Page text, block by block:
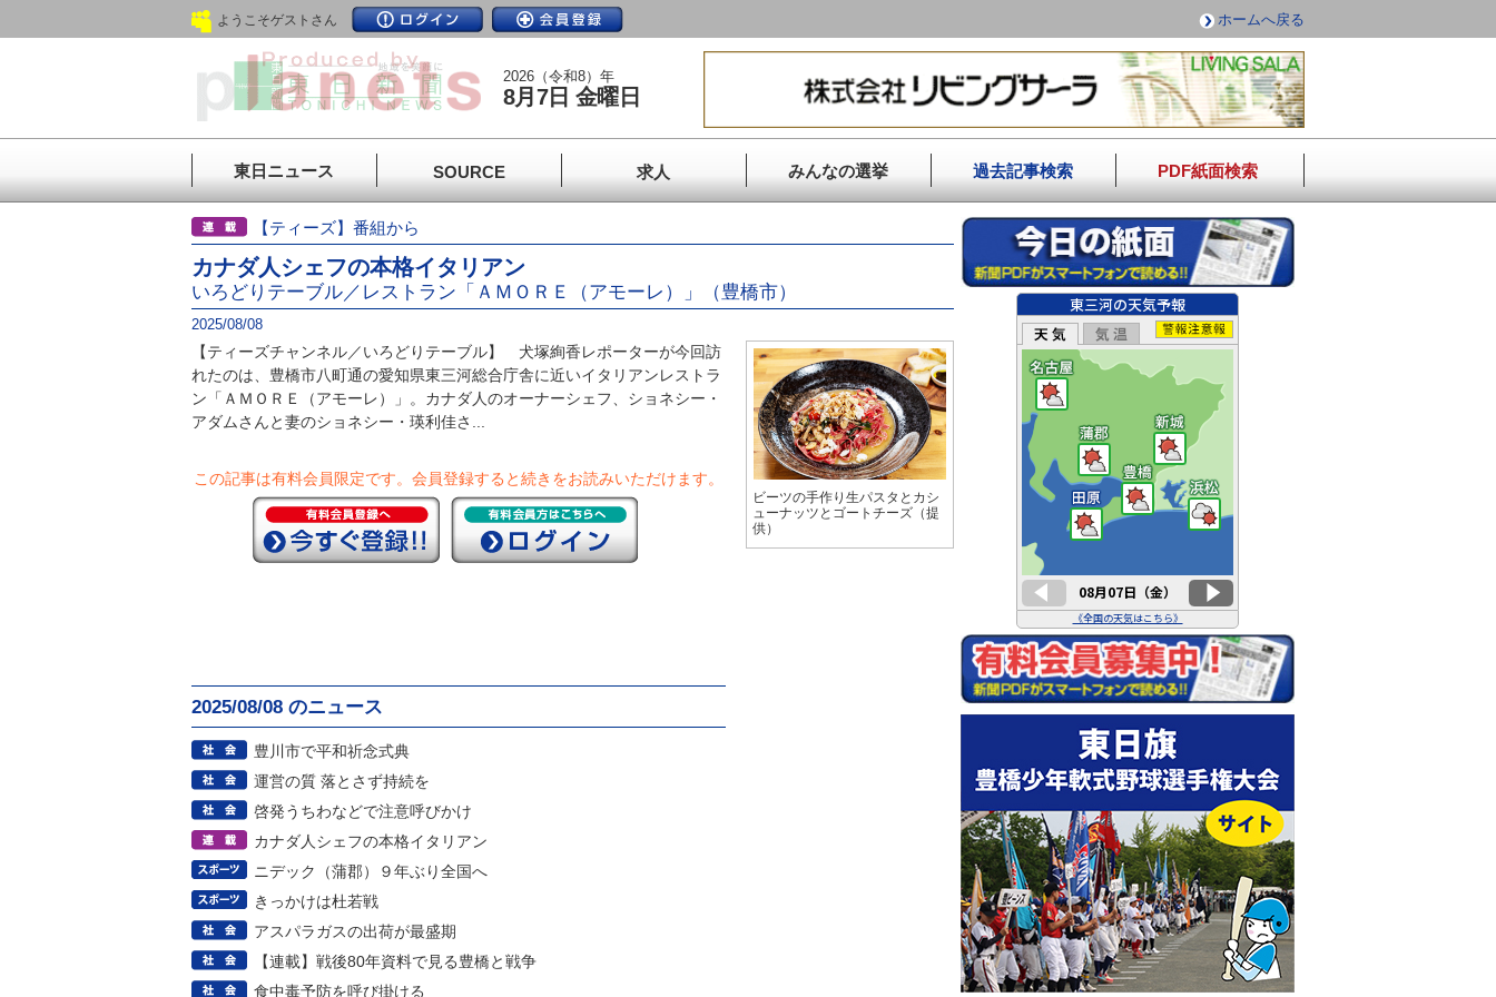
ようこそゲストさん ホームへ戻る
2026（令和8）年
8月7日 金曜日
東日ニュース SOURCE 求人 みんなの選挙 過去記事検索 PDF紙面検索
【ティーズ】番組から
カナダ人シェフの本格イタリアン
いろどりテーブル／レストラン「ＡＭＯＲＥ（アモーレ）」（豊橋市）
2025/08/08
【ティーズチャンネル／いろどりテーブル】 犬塚絢香レポーターが今回訪
れたのは、豊橋市八町通の愛知県東三河総合庁舎に近いイタリアンレストラ
ン「ＡＭＯＲＥ（アモーレ）」。カナダ人のオーナーシェフ、ショネシー・
アダムさんと妻のショネシー・瑛利佳さ...
この記事は有料会員限定です。 会員登録すると続きをお読みいただけます。
2025/08/08 のニュース
豊川市で平和祈念式典
運営の質 落とさず持続を
啓発うちわなどで注意呼びかけ
カナダ人シェフの本格イタリアン
ニデック（蒲郡）９年ぶり全国へ
きっかけは杜若戦
アスパラガスの出荷が最盛期
【連載】戦後80年資料で見る豊橋と戦争
食中毒予防を呼び掛ける
ビーツの手作り生パスタとカシ
ューナッツとゴートチーズ（提
供）